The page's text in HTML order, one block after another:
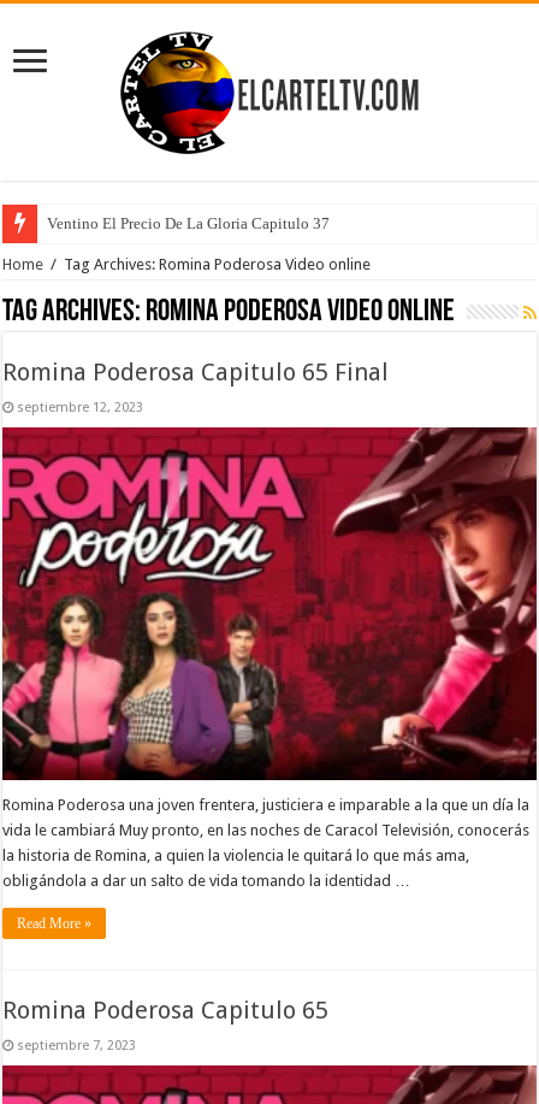
Ventino El Precio De La Gloria Capitulo 37
Home / Tag Archives: Romina Poderosa Video online
Tag Archives: Romina Poderosa Video online
Romina Poderosa Capitulo 65 Final
septiembre 12, 2023
Romina Poderosa una joven frentera, justiciera e imparable a la que un día la
vida le cambiará Muy pronto, en las noches de Caracol Televisión, conocerás
la historia de Romina, a quien la violencia le quitará lo que más ama,
obligándola a dar un salto de vida tomando la identidad …
Read More »
Romina Poderosa Capitulo 65
septiembre 7, 2023